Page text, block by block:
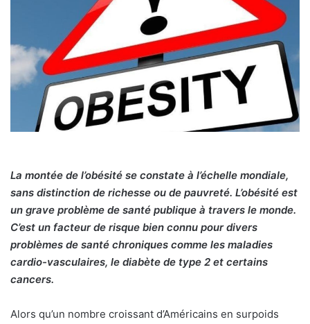
La montée de l’obésité se constate à l’échelle mondiale,
sans distinction de richesse ou de pauvreté. L’obésité est
un grave problème de santé publique à travers le monde.
C’est un facteur de risque bien connu pour divers
problèmes de santé chroniques comme les maladies
cardio-vasculaires, le diabète de type 2 et certains
cancers.
Alors qu’un nombre croissant d’Américains en surpoids